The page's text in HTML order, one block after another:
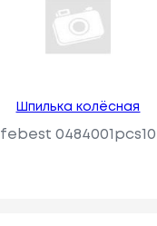
Шпилька колёсная
febest 0484001pcs10